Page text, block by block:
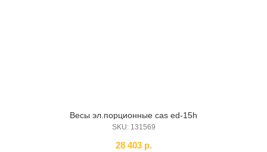
Весы эл.порционные cas ed-15h
SKU: 131569
28 403 р.